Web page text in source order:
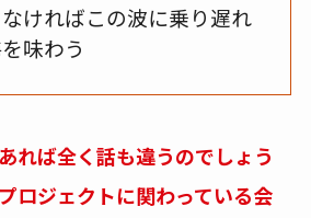
ければこの波に乗り遅れ
味わう
れば全く話も違うのでしょう
ロジェクトに関わっている会